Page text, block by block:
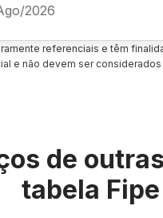
2026
referenciais e têm
e não devem ser
de
tabela Fipe